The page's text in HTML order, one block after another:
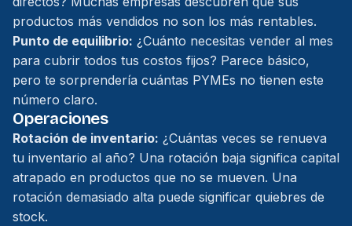
productos más vendidos no son los más rentables.
Punto de equilibrio: ¿Cuánto necesitas vender al mes
para cubrir todos tus costos fijos? Parece básico,
pero te sorprendería cuántas PYMEs no tienen este
número claro.
Operaciones
Rotación de inventario: ¿Cuántas veces se renueva
tu inventario al año? Una rotación baja significa capital
atrapado en productos que no se mueven. Una
rotación demasiado alta puede significar quiebres de
stock.